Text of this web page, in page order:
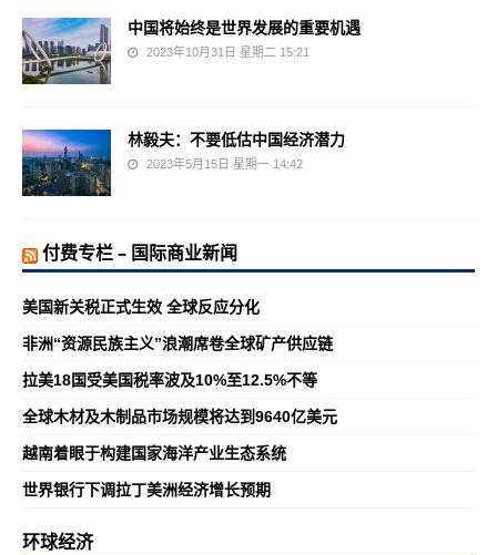
中国将始终是世界发展的重要机遇
2023年10月31日 星期二 15:21
林毅夫：不要低估中国经济潜力
2023年5月15日 星期一 14:42
付费专栏 – 国际商业新闻
美国新关税正式生效 全球反应分化
非洲“资源民族主义”浪潮席卷全球矿产供应链
拉美18国受美国税率波及10%至12.5%不等
全球木材及木制品市场规模将达到9640亿美元
越南着眼于构建国家海洋产业生态系统
世界银行下调拉丁美洲经济增长预期
环球经济